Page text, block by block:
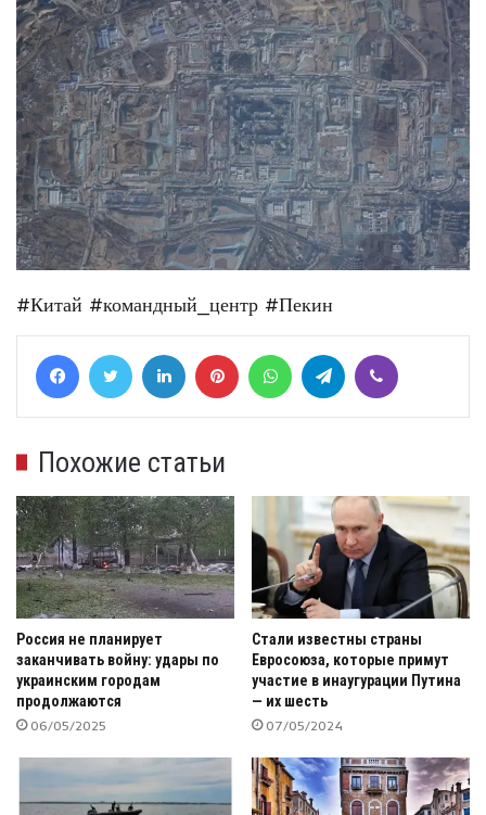
#Китай #командный_центр #Пекин
FacebookTwitter LinkedIn Pinterest WhatsAppTelegram
Похожие статьи
Россия не планирует
заканчивать войну: удары по
украинским городам
продолжаются
06/05/2025
Стали известны страны
Евросоюза, которые примут
участие в инаугурации Путина
— их шесть
07/05/2024